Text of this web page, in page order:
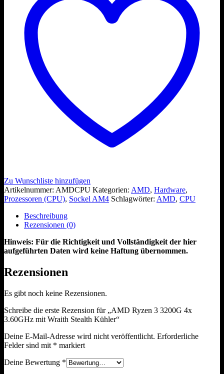
Zu Wunschliste hinzufügen
Artikelnummer: AMDCPU Kategorien: AMD, Hardware,
Prozessoren (CPU), Sockel AM4 Schlagwörter: AMD, CPU
Beschreibung
Rezensionen (0)
Hinweis: Für die Richtigkeit und Vollständigkeit der hier
aufgeführten Daten wird keine Haftung übernommen.
Rezensionen
Es gibt noch keine Rezensionen.
Schreibe die erste Rezension für „AMD Ryzen 3 3200G 4x
3.60GHz mit Wraith Stealth Kühler“
Deine E-Mail-Adresse wird nicht veröffentlicht. Erforderliche
Felder sind mit * markiert
Deine Bewertung *